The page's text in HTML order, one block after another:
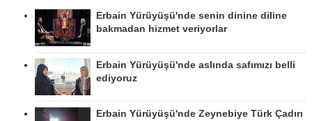
Erbain Yürüyüşü'nde senin dinine diline
bakmadan hizmet veriyorlar
Erbain Yürüyüşü'nde aslında safımızı belli
ediyoruz
Erbain Yürüyüşü'nde Zeynebiye Türk Çadırı